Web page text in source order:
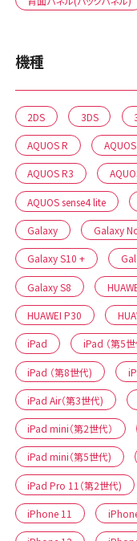
機種
2DS 3DS
AQUOS R
AQUOS R3
AQUOS sense4 lite
Galaxy Galaxy
Galaxy S10 +
Galaxy S8
HUAWEI P30
iPad iPad （第5
iPad （第8世代)
iPad Air（第3世代)
iPad mini（第2世代）
iPad mini（第5世代)
iPad Pro 11（第2世代)
iPhone 11